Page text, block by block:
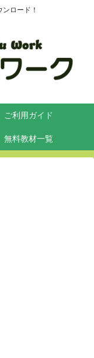
ロード！
ご利用ガイド
無料教材一覧